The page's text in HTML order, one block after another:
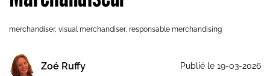
merchandiser, visual merchandiser, responsable merchandising
Zoé Ruffy Publié le 19-03-2026